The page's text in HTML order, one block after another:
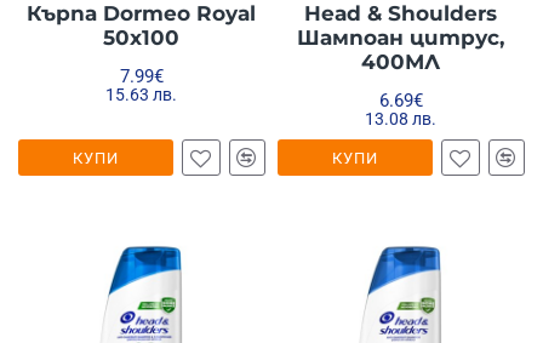
Кърпа Dormeo Royal
50x100
7.99€
15.63 лв.
КУПИ
Head & Shoulders
Шампоан цитрус,
400МЛ
6.69€
13.08 лв.
КУПИ